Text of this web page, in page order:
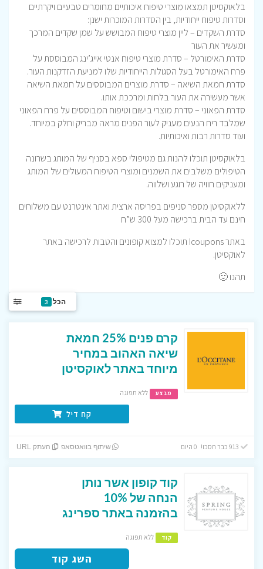
בלאוקסיטן תמצאו מוצרי טיפוח איכותיים מחומרים טבעיים ויקרתיים
וסדרות טיפוח ייחודיות, בין הסדרות המוכרות ישנן:
סדרת השקדים – ליין מוצרי טיפוח המבושש על שמן שקדים המרכך
ומעשיר את העור
סדרת האימורטל – סדרת מוצרי טיפוח אנטי אייג’ינג המבוססת על
פרח האימורטל בעל הסגולות הייחודיות שלו למניעת הזדקנות העור.
סדרת חמאת השיאה – סדרת מוצרים המבוססים על חמאת השיאה
אשר מעשירה את העור בלחות ומרככת אותו.
סדרת הפאוני – סדרת מוצרי בישום וטיפוח המבוססים על פרח הפאוני
שמלבד ריח הנעים מעניק לעור הפנים מראה מבריק וחלק במיוחד.
ועוד סדרות רבות ואיכותיות.
בלאוקסיטן תוכלו להנות גם מטיפולי ספא בסניף של המותג בשרונה
הטיפולים משלבים את השמנים ומוצרי הטיפוח המעולים של המותג
ומעניקים חוויה של רוגע ושלווה.
ללאוקסיטן מספר סניפים בפריסה ארצית ואתר אינטרנט עם משלוחים
חינם עד הבית ברכישה מעל 300 ש”ח
באתר Icoupons תוכלו למצוא קופונים והטבות לרכישה באתר
לאוקסיטן.
תהנו 🙂
הכל 3
קרם פנים 25% חמאת
שיאה האהוב במחיר
מיוחד באתר לאוקסיטן
מבצע ללא תפוגה
קח דיל
שיתוף בוואטסאפ העתק URL
קוד קופון אשר נותן
הנחה של 10%
בהזמנה באתר ספרינג
קוד ללא תפוגה
השג קוד